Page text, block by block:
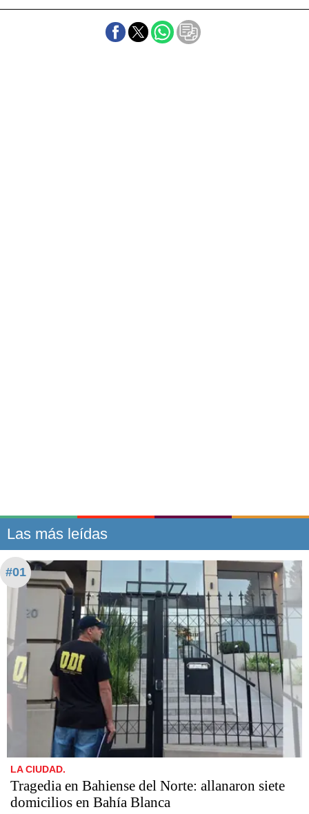
Las más leídas
#01
LA CIUDAD.
Tragedia en Bahiense del Norte: allanaron siete
domicilios en Bahía Blanca